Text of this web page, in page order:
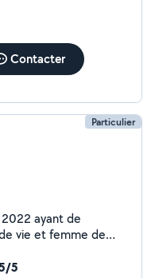
Contacter
Particulier
ayant de
vie et femme de
course , -
5